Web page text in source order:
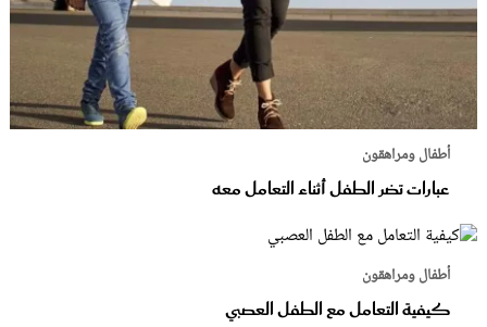
أطفال ومراهقون
عبارات تضر الطفل أثناء التعامل معه
أطفال ومراهقون
كيفية التعامل مع الطفل العصبي